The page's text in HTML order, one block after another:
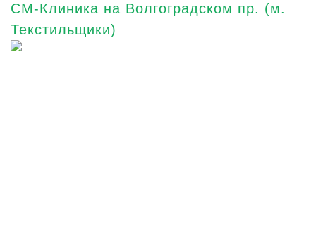
СМ-Клиника на Волгоградском пр. (м.
Текстильщики)